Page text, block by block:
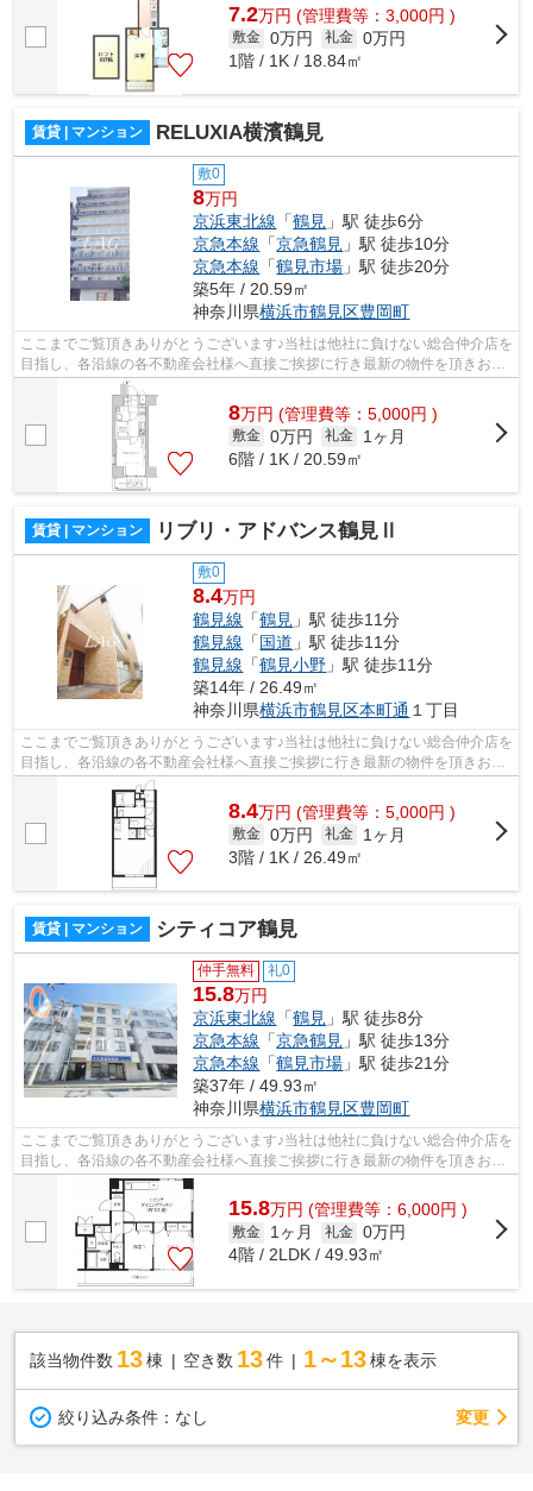
7.2万円 (管理費等：3,000円 )
敷金 0万円 礼金 0万円
1階 / 1K / 18.84㎡
賃貸 | マンション RELUXIA横濱鶴見
敷0
8万円
京浜東北線 「鶴見 」駅 徒歩6分
京急本線 「京急鶴見 」駅 徒歩10分
京急本線 「鶴見市場 」駅 徒歩20分
築5年 / 20.59㎡
神奈川県横浜市鶴見区豊岡町
ここまでご覧頂きありがとうございます♪当社は他社に負けない総合仲介店を
目指し、各沿線の各不動産会社様へ直接ご挨拶に行き最新の物件を頂きお客
様へ提供しております！最新の情報は...
8万円 (管理費等：5,000円 )
敷金 0万円 礼金
1ヶ月
6階 / 1K / 20.59㎡
賃貸 | マンション リブリ・アドバンス鶴見Ⅱ
敷0
8.4万円
鶴見線 「鶴見 」駅 徒歩11分
鶴見線 「国道 」駅 徒歩11分
鶴見線 「鶴見小野 」駅 徒歩11分
築14年 / 26.49㎡
神奈川県横浜市鶴見区本町通 １丁目
ここまでご覧頂きありがとうございます♪当社は他社に負けない総合仲介店を
目指し、各沿線の各不動産会社様へ直接ご挨拶に行き最新の物件を頂きお客
様へ提供しております！最新の情報は...
8.4万円 (管理費等：5,000円 )
敷金 0万円 礼金
1ヶ月
3階 / 1K / 26.49㎡
賃貸 | マンション シティコア鶴見
仲手無料 礼0
15.8万円
京浜東北線 「鶴見 」駅 徒歩8分
京急本線 「京急鶴見 」駅 徒歩13分
京急本線 「鶴見市場 」駅 徒歩21分
築37年 / 49.93㎡
神奈川県横浜市鶴見区豊岡町
ここまでご覧頂きありがとうございます♪当社は他社に負けない総合仲介店を
目指し、各沿線の各不動産会社様へ直接ご挨拶に行き最新の物件を頂きお客
様へ提供しております！最新の情報は...
15.8万円 (管理費等：6,000円 )
敷金 1ヶ月 礼金 0万円
4階 / 2LDK / 49.93㎡
該当物件数 13棟 空き数 13 件 1～13 棟を表示
絞り込み条件： なし 変更